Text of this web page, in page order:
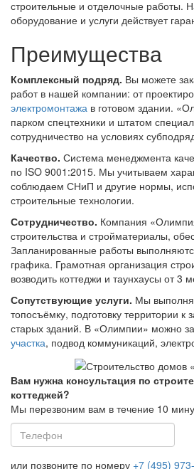
строительные и отделочные работы.
оборудование и услуги действует
Преимущества
Комплексный подряд. Вы можете
работ в нашей компании: от
электромонтажа в готовом здании.
парком спецтехники и штатом
сотрудничество на условиях
Качество. Система менеджмента
по ISO 9001:2015. Мы учитываем
соблюдаем СНиП и другие нормы,
строительные технологии.
Сотрудничество. Компания
строительства и стройматериалы,
Запланированные работы
графика. Грамотная организация
возводить коттеджи и таунхаусы от 3
Сопутствующие услуги. Мы
топосъёмку, подготовку территории к
старых зданий. В «Олимпии» можно
участка, подвод коммуникаций,
Вам нужна консультация по
коттеджей?
Мы перезвоним вам в течение 10
или позвоните по номеру +7 (495)